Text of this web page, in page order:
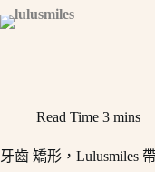
Skip
to
Read Time 3 mins
牙齒 矯形，Lulusmiles